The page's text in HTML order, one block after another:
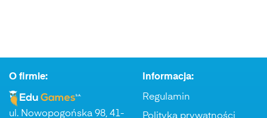
O firmie:
ul. Nowopogońska 98, 41-
Informacja:
Regulamin